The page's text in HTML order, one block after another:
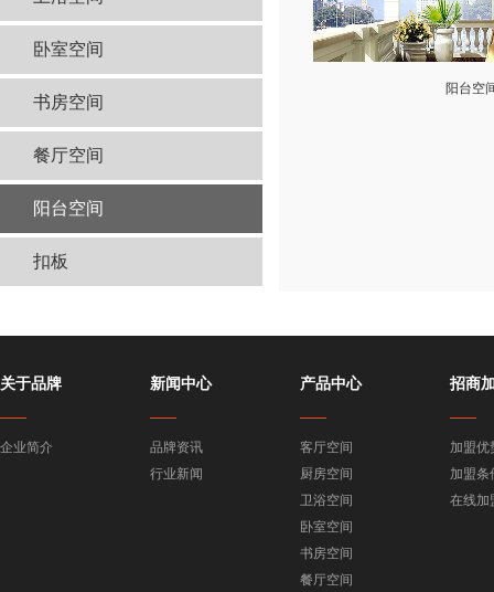
卧室空间
书房空间
餐厅空间
阳台空间
扣板
阳台空
关于品牌
企业简介
新闻中心
品牌资讯
行业新闻
产品中心
客厅空间
厨房空间
卫浴空间
卧室空间
书房空间
餐厅空间
招商
加盟优
加盟条
在线加